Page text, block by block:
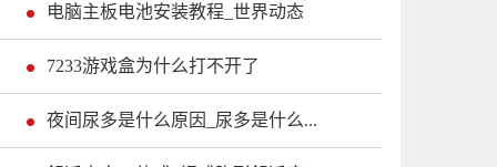
电脑主板电池安装教程_世界动态
7233游戏盒为什么打不开了
夜间尿多是什么原因_尿多是什么...